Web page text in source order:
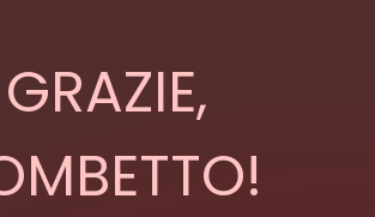
GRAZIE,